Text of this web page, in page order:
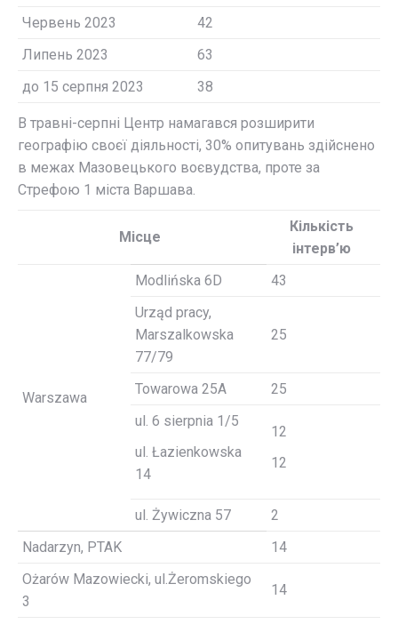
Червень 2023
42
Липень 2023
63
до 15 серпня 2023
38
В травні-серпні Центр намагався розширити
географію cвоєї діяльності, 30% опитувань здійснено
в межах Мазовецького воєвудства, проте за
Стрефою 1 міста Варшава.
Місце
Кількість
інтерв’ю
Warszawa
Modlińska 6D
43
Urząd pracy,
Marszalkowska
77/79
25
Towarowa 25A
25
ul. 6 sierpnia 1/5
ul. Łazienkowska
14
12
12
ul. Żywiczna 57
2
Nadarzyn, PTAK
14
Ożarów Mazowiecki, ul.Żeromskiego
3
14